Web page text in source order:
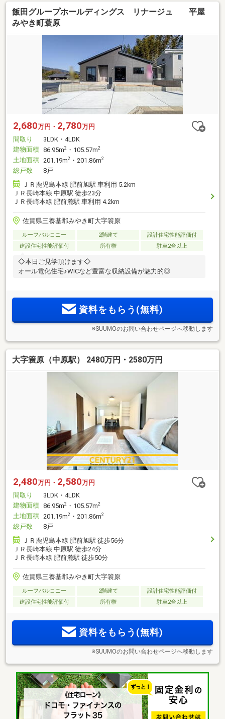
飯田グループホールディングス リナージュ 平屋
みやき町蓑原
2,680万円・ 2,780万円
間取り
3LDK・4LDK
建物面積 86.95m2 ・105.57m2
土地面積 201.19m2 ・201.86m2
総戸数
8戸
ＪＲ鹿児島本線 肥前旭駅 車利用 5.2km
ＪＲ長崎本線 中原駅 徒歩23分
ＪＲ長崎本線 肥前麓駅 車利用 4.2km
佐賀県三養基郡みやき町大字簑原
ルーフバルコニー 2階建て
設計住宅性能評価付
建設住宅性能評価付
所有権 駐車2台以上
◇本日ご見学頂けます◇
オール電化住宅♪WICなど豊富な収納設備が魅力的◎
資料をもらう(無料)
※SUUMOのお問い合わせページへ移動します
大字簑原（中原駅） 2480万円・2580万円
2,480万円・ 2,580万円
間取り
3LDK・4LDK
建物面積 86.95m2 ・105.57m2
土地面積 201.19m2 ・201.86m2
総戸数
8戸
ＪＲ鹿児島本線 肥前旭駅 徒歩56分
ＪＲ長崎本線 中原駅 徒歩24分
ＪＲ長崎本線 肥前麓駅 徒歩50分
佐賀県三養基郡みやき町大字簑原
ルーフバルコニー 2階建て
設計住宅性能評価付
建設住宅性能評価付
所有権 駐車2台以上
資料をもらう(無料)
※SUUMOのお問い合わせページへ移動します